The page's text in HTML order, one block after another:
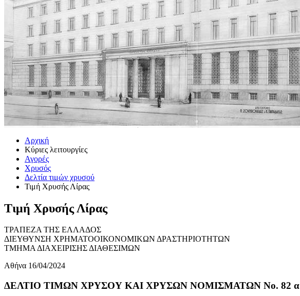
Αρχική
Κύριες λειτουργίες
Αγορές
Χρυσός
Δελτία τιμών χρυσού
Τιμή Χρυσής Λίρας
Τιμή Χρυσής Λίρας
ΤΡΑΠΕΖΑ ΤΗΣ ΕΛΛΑΔΟΣ
ΔΙΕΥΘΥΝΣΗ ΧΡΗΜΑΤΟΟΙΚΟΝΟΜΙΚΩΝ ΔΡΑΣΤΗΡΙΟΤΗΤΩΝ
ΤΜΗΜΑ ΔΙΑΧΕΙΡΙΣΗΣ ΔΙΑΘΕΣΙΜΩΝ
Αθήνα 16/04/2024
ΔΕΛΤΙΟ ΤΙΜΩΝ ΧΡΥΣΟΥ ΚΑΙ ΧΡΥΣΩΝ ΝΟΜΙΣΜΑΤΩΝ No. 82 α